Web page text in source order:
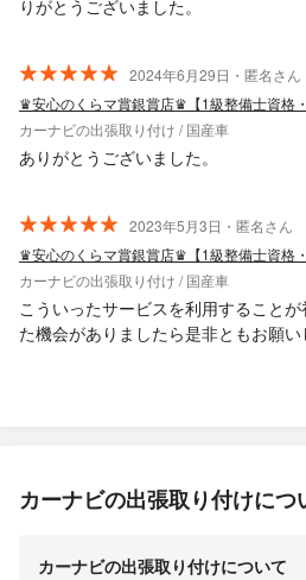
りがとうございました。
2024年6月29日・匿名さん
カーナビの出張取り付け / 国産車
ありがとうございました。
2023年5月3日・匿名さん
カーナビの出張取り付け / 国産車
こういったサービスを利用すること
た機会がありましたら是非ともお願い
カーナビの出張取り付けにつ
カーナビの出張取り付けについて